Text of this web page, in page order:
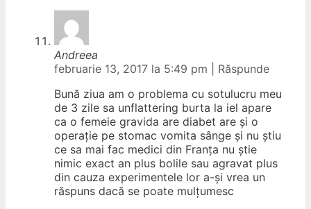
Andreea
februarie 13, 2017 la 5:49 pm
Răspunde
Bună ziua am o problema cu sotulucru meu
de 3 zile sa unflattering burta la iel apare
ca o femeie gravida are diabet are și o
operație pe stomac vomita sânge și nu știu
ce sa mai fac medici din Franța nu știe
nimic exact an plus bolile sau agravat plus
din cauza experimentele lor a-și vrea un
răspuns dacă se poate mulțumesc